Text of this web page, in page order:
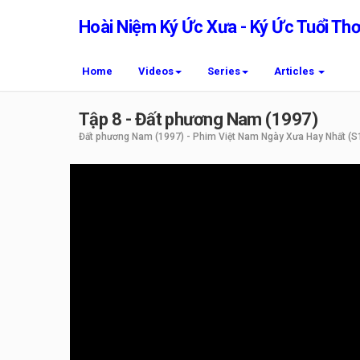
Hoài Niệm Ký Ức Xưa - Ký Ức Tuổi
Home Videos Series Articles
Tập 8 - Đất phương Nam (1997)
Đất phương Nam (1997) - Phim Việt Nam Ngày Xưa Hay Nhất